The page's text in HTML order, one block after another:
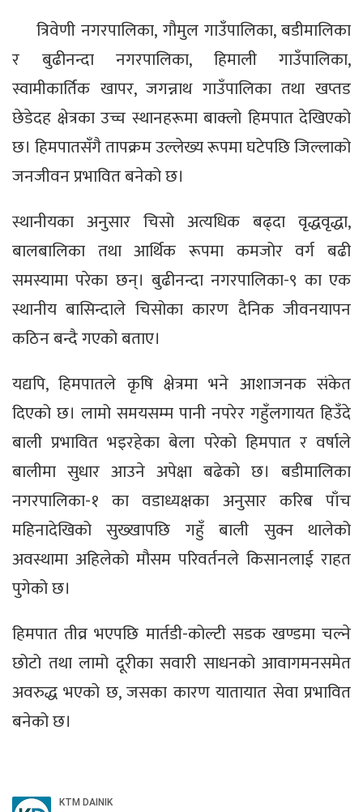
त्रिवेणी नगरपालिका, गौमुल गाउँपालिका, बडीमालिका
र बुढीनन्दा नगरपालिका, हिमाली गाउँपालिका,
स्वामीकार्तिक खापर, जगन्नाथ गाउँपालिका तथा खप्तड
छेडेदह क्षेत्रका उच्च स्थानहरूमा बाक्लो हिमपात देखिएको
छ। हिमपातसँगै तापक्रम उल्लेख्य रूपमा घटेपछि जिल्लाको
जनजीवन प्रभावित बनेको छ।
स्थानीयका अनुसार चिसो अत्यधिक बढ्दा वृद्धवृद्धा,
बालबालिका तथा आर्थिक रूपमा कमजोर वर्ग बढी
समस्यामा परेका छन्। बुढीनन्दा नगरपालिका-९ का एक
स्थानीय बासिन्दाले चिसोका कारण दैनिक जीवनयापन
कठिन बन्दै गएको बताए।
यद्यपि, हिमपातले कृषि क्षेत्रमा भने आशाजनक संकेत
दिएको छ। लामो समयसम्म पानी नपरेर गहुँलगायत हिउँदे
बाली प्रभावित भइरहेका बेला परेको हिमपात र वर्षाले
बालीमा सुधार आउने अपेक्षा बढेको छ। बडीमालिका
नगरपालिका-१ का वडाध्यक्षका अनुसार करिब पाँच
महिनादेखिको सुख्खापछि गहुँ बाली सुक्न थालेको
अवस्थामा अहिलेको मौसम परिवर्तनले किसानलाई राहत
पुगेको छ।
हिमपात तीव्र भएपछि मार्तडी-कोल्टी सडक खण्डमा चल्ने
छोटो तथा लामो दूरीका सवारी साधनको आवागमनसमेत
अवरुद्ध भएको छ, जसका कारण यातायात सेवा प्रभावित
बनेको छ।